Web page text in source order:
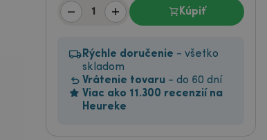
Kúpiť
Rýchle doručenie - všetko
skladom
Vrátenie tovaru - do 60 dní
Viac ako 11.300 recenzií na
Heureke